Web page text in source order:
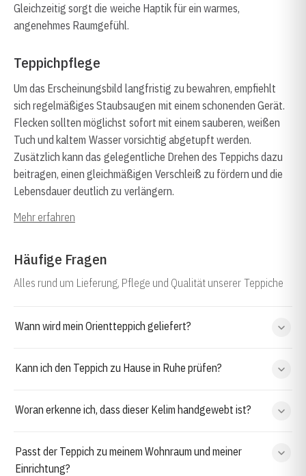
Gleichzeitig sorgt die weiche Haptik für ein warmes,
angenehmes Raumgefühl.
Teppichpflege
Um das Erscheinungsbild langfristig zu bewahren, empfiehlt
sich regelmäßiges Staubsaugen mit einem schonenden Gerät.
Flecken sollten möglichst sofort mit einem sauberen, weißen
Tuch und kaltem Wasser vorsichtig abgetupft werden.
Zusätzlich kann das gelegentliche Drehen des Teppichs dazu
beitragen, einen gleichmäßigen Verschleiß zu fördern und die
Lebensdauer deutlich zu verlängern.
Mehr erfahren
Häufige Fragen
Alles rund um Lieferung, Pflege und Qualität unserer Teppiche
Wann wird mein Orientteppich geliefert?
Kann ich den Teppich zu Hause in Ruhe prüfen?
Woran erkenne ich, dass dieser Kelim handgewebt ist?
Passt der Teppich zu meinem Wohnraum und meiner
Einrichtung?